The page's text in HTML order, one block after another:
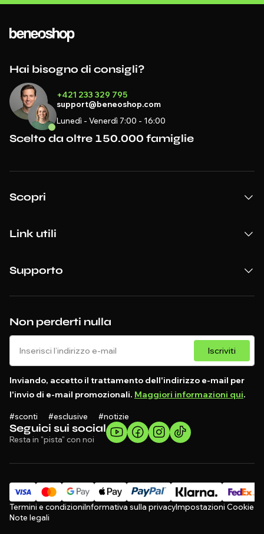
Seguici sui social
Resta in "pista" con noi
Non perderti nulla
Iscriviti
Inviando, accetto il trattamento dell'indirizzo e-mail per
l'invio di e-mail promozionali. Maggiori informazioni qui.
#sconti #esclusive #notizie
Hai bisogno di consigli?
+421 233 329 795
support@beneoshop.com
Lunedì - Venerdì 7:00 - 16:00
Scelto da oltre 150.000 famiglie
Scopri
Link utili
Supporto
Termini e condizioniInformativa sulla privacyImpostazioni Cookie
Note legali